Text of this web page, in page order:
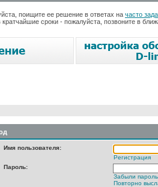
поищите ее решение в ответах на часто
сроки - пожалуйста, позвоните в
Имя пользователя:
Регистрация
Пароль:
Забыли
Повторно